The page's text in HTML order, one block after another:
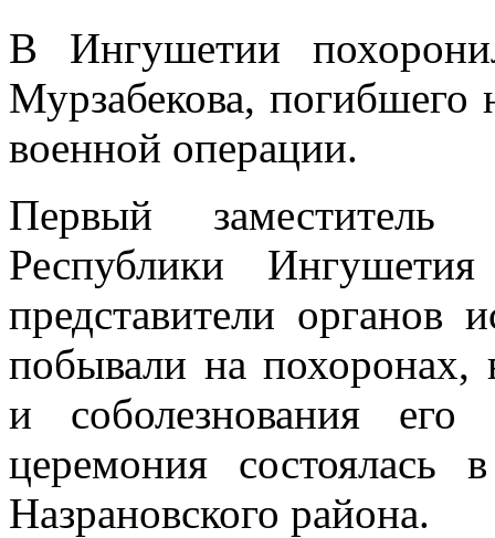
В Ингушетии
Мурзабекова, погибшего
военной операции.
Первый заместитель
Республики
представители органов
побывали на похоронах,
и соболезнования
церемония состоялась
Назрановского района.